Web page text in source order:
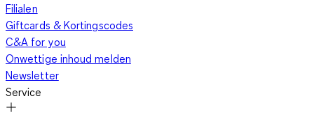
Filialen
Giftcards & Kortingscodes
C&A for you
Onwettige inhoud melden
Newsletter
Service